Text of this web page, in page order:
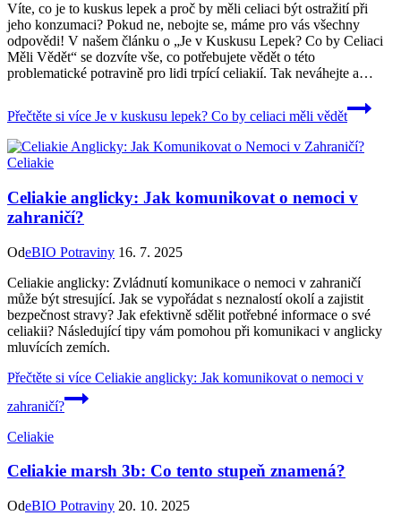
Víte, co ‌je to kuskus​ lepek a proč by ⁢měli celiaci být ostražití při
jeho konzumaci?⁣ Pokud ne, nebojte se,‍ máme pro⁢ vás všechny
odpovědi! V našem ⁢článku o „Je ⁤v Kuskusu Lepek? Co by Celiaci
Měli⁢ Vědět“ se dozvíte vše, co potřebujete vědět o‌ této‍
problematické potravině pro lidi trpící celiakií. Tak neváhejte a…
Přečtěte si více Je v kuskusu lepek? Co by celiaci měli vědět
Celiakie
Celiakie anglicky: Jak komunikovat o nemoci v
zahraničí?
OdeBIO Potraviny 16. 7. 2025
Celiakie anglicky: Zvládnutí komunikace o nemoci v zahraničí
může být stresující. Jak se vypořádat s neznalostí okolí a zajistit
bezpečnost stravy? Jak efektivně sdělit potřebné informace o své
celiakii? Následující tipy vám pomohou při komunikaci v anglicky
mluvících zemích.
Přečtěte si více Celiakie anglicky: Jak komunikovat o nemoci v
zahraničí?
Celiakie
Celiakie marsh 3b: Co tento stupeň znamená?
OdeBIO Potraviny 20. 10. 2025